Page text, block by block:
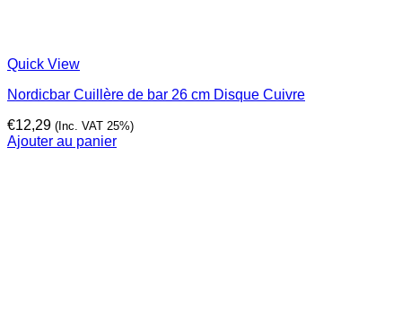
Quick View
Nordicbar Cuillère de bar 26 cm Disque Cuivre
€12,29 (Inc. VAT 25%)
Ajouter au panier